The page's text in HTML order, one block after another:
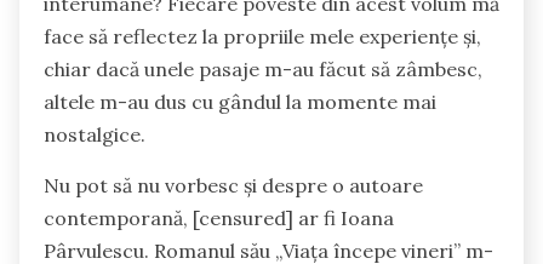
face să reflectez la propriile mele experiențe și,
chiar dacă unele pasaje m-au făcut să zâmbesc,
altele m-au dus cu gândul la momente mai
nostalgice.
Nu pot să nu vorbesc și despre o autoare
contemporană, [censured] ar fi Ioana
Pârvulescu. Romanul său „Viața începe vineri” m-